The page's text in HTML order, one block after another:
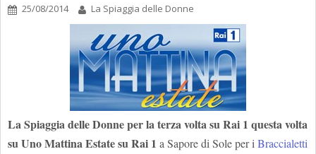
25/08/2014 La Spiaggia delle Donne
La Spiaggia delle Donne per la terza volta su Rai 1 questa volta
su Uno Mattina Estate su Rai 1 a Sapore di Sole per iBraccialetti